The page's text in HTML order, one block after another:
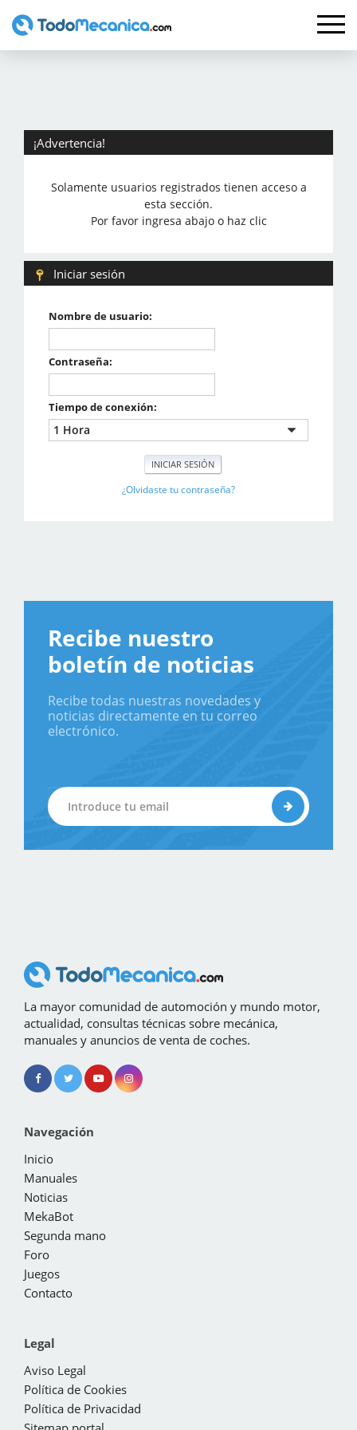
¡Advertencia!
Solamente usuarios registrados tienen acceso a
esta sección.
Por favor ingresa abajo o haz clic
Iniciar sesión
Nombre de usuario:
Contraseña:
Tiempo de conexión:
¿Olvidaste tu contraseña?
Recibe nuestro
boletín de noticias
Recibe todas nuestras novedades y
noticias directamente en tu correo
electrónico.
La mayor comunidad de automoción y mundo motor,
actualidad, consultas técnicas sobre mecánica,
manuales y anuncios de venta de coches.
Navegación
Inicio
Manuales
Noticias
MekaBot
Segunda mano
Foro
Juegos
Contacto
Legal
Aviso Legal
Política de Cookies
Política de Privacidad